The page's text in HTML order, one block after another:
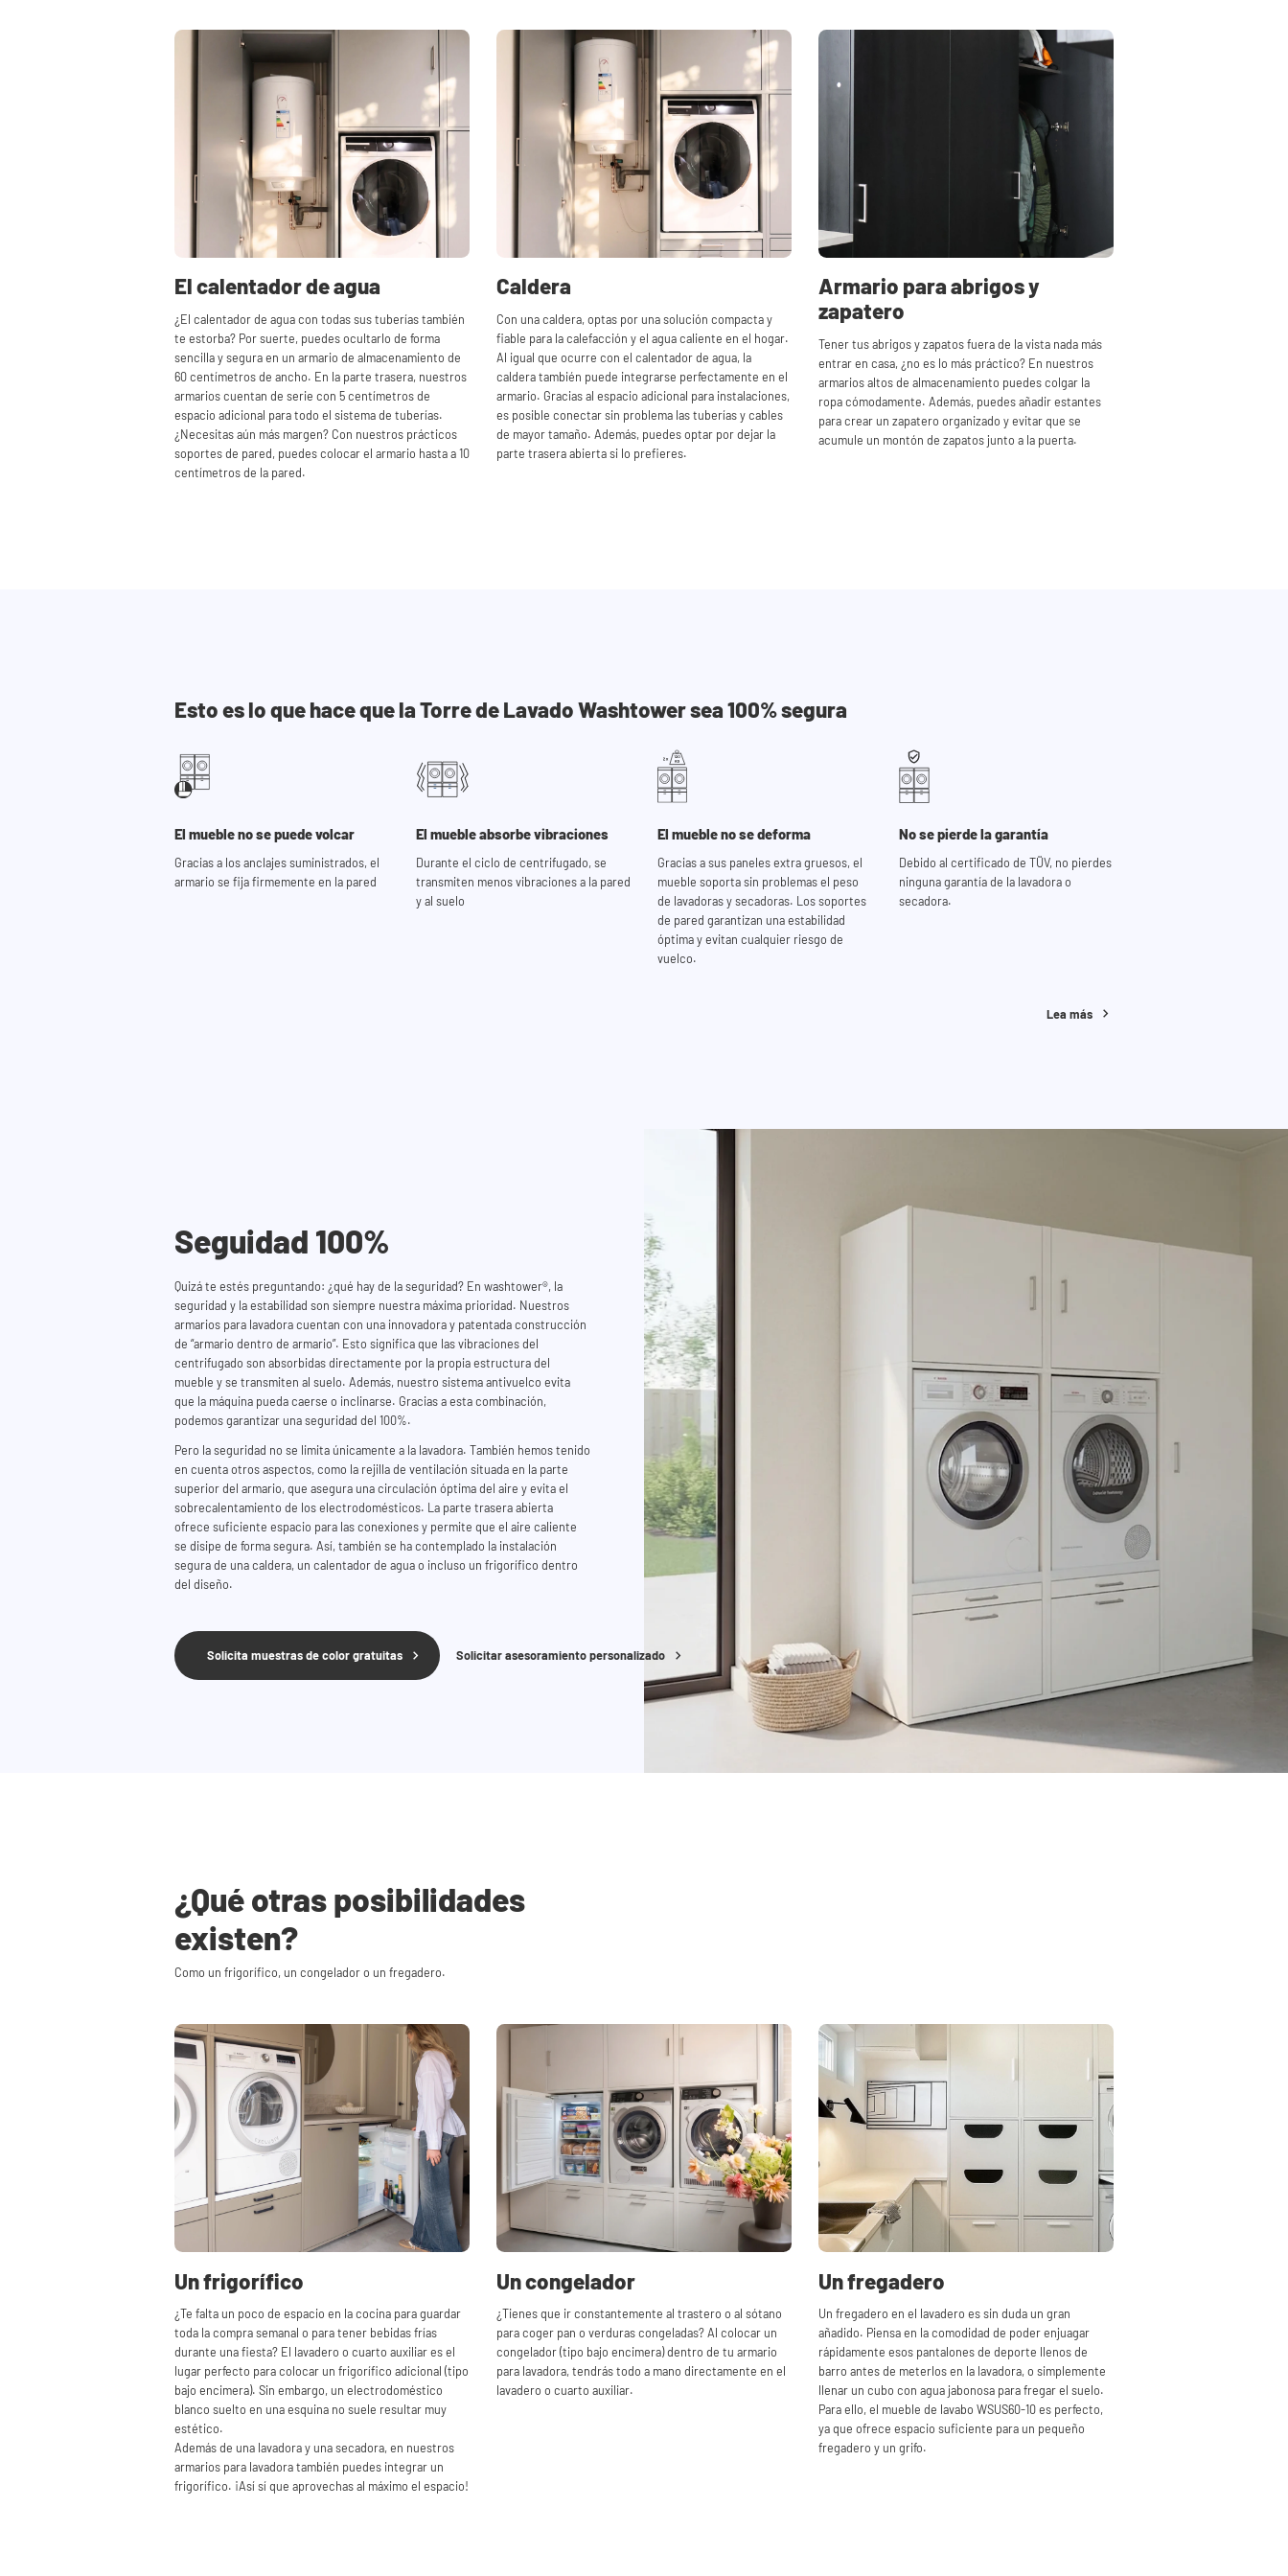
El calentador de agua
¿El calentador de agua con todas sus tuberías también
te estorba? Por suerte, puedes ocultarlo de forma
sencilla y segura en un armario de almacenamiento de
60 centímetros de ancho. En la parte trasera, nuestros
armarios cuentan de serie con 5 centímetros de
espacio adicional para todo el sistema de tuberías.
¿Necesitas aún más margen? Con nuestros prácticos
soportes de pared, puedes colocar el armario hasta a 10
centímetros de la pared.
Caldera
Con una caldera, optas por una solución compacta y
fiable para la calefacción y el agua caliente en el hogar.
Al igual que ocurre con el calentador de agua, la
caldera también puede integrarse perfectamente en el
armario. Gracias al espacio adicional para instalaciones,
es posible conectar sin problema las tuberías y cables
de mayor tamaño. Además, puedes optar por dejar la
parte trasera abierta si lo prefieres.
Armario para abrigos y
zapatero
Tener tus abrigos y zapatos fuera de la vista nada más
entrar en casa, ¿no es lo más práctico? En nuestros
armarios altos de almacenamiento puedes colgar la
ropa cómodamente. Además, puedes añadir estantes
para crear un zapatero organizado y evitar que se
acumule un montón de zapatos junto a la puerta.
Esto es lo que hace que la Torre de Lavado Washtower sea 100% segura
El mueble no se puede volcar
Gracias a los anclajes suministrados, el
armario se fija firmemente en la pared
El mueble absorbe vibraciones
Durante el ciclo de centrifugado, se
transmiten menos vibraciones a la pared
y al suelo
El mueble no se deforma
Gracias a sus paneles extra gruesos, el
mueble soporta sin problemas el peso
de lavadoras y secadoras. Los soportes
de pared garantizan una estabilidad
óptima y evitan cualquier riesgo de
vuelco.
No se pierde la garantía
Debido al certificado de TÜV, no pierdes
ninguna garantía de la lavadora o
secadora.
Lea más
Seguidad 100%
Quizá te estés preguntando: ¿qué hay de la seguridad? En washtower®, la
seguridad y la estabilidad son siempre nuestra máxima prioridad. Nuestros
armarios para lavadora cuentan con una innovadora y patentada construcción
de “armario dentro de armario”. Esto significa que las vibraciones del
centrifugado son absorbidas directamente por la propia estructura del
mueble y se transmiten al suelo. Además, nuestro sistema antivuelco evita
que la máquina pueda caerse o inclinarse. Gracias a esta combinación,
podemos garantizar una seguridad del 100%.
Pero la seguridad no se limita únicamente a la lavadora. También hemos tenido
en cuenta otros aspectos, como la rejilla de ventilación situada en la parte
superior del armario, que asegura una circulación óptima del aire y evita el
sobrecalentamiento de los electrodomésticos. La parte trasera abierta
ofrece suficiente espacio para las conexiones y permite que el aire caliente
se disipe de forma segura. Así, también se ha contemplado la instalación
segura de una caldera, un calentador de agua o incluso un frigorífico dentro
del diseño.
Solicita muestras de color gratuitas Solicitar asesoramiento personalizado
¿Qué otras posibilidades
existen?
Como un frigorífico, un congelador o un fregadero.
Un frigorífico
¿Te falta un poco de espacio en la cocina para guardar
toda la compra semanal o para tener bebidas frías
durante una fiesta? El lavadero o cuarto auxiliar es el
lugar perfecto para colocar un frigorífico adicional (tipo
bajo encimera). Sin embargo, un electrodoméstico
blanco suelto en una esquina no suele resultar muy
estético.
Además de una lavadora y una secadora, en nuestros
armarios para lavadora también puedes integrar un
frigorífico. ¡Así sí que aprovechas al máximo el espacio!
Un congelador
¿Tienes que ir constantemente al trastero o al sótano
para coger pan o verduras congeladas? Al colocar un
congelador (tipo bajo encimera) dentro de tu armario
para lavadora, tendrás todo a mano directamente en el
lavadero o cuarto auxiliar.
Un fregadero
Un fregadero en el lavadero es sin duda un gran
añadido. Piensa en la comodidad de poder enjuagar
rápidamente esos pantalones de deporte llenos de
barro antes de meterlos en la lavadora, o simplemente
llenar un cubo con agua jabonosa para fregar el suelo.
Para ello, el mueble de lavabo WSUS60-10 es perfecto,
ya que ofrece espacio suficiente para un pequeño
fregadero y un grifo.